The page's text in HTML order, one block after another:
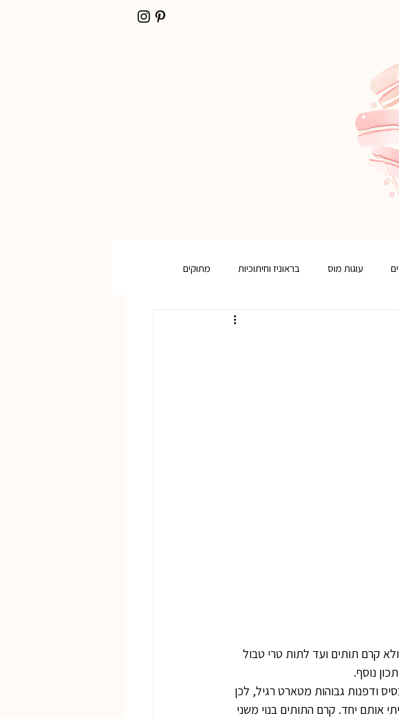
עוגות מוס בראוניז וחיתוכיות מתוקים
קרם תותים ועד לתות טרי טבול
נוסף.
ודפנות גבוהות מטארט רגיל, לכן
אותם יחד. קרם התותים בנוי משני